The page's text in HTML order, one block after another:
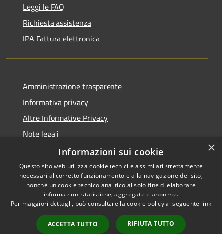
Leggi le FAQ
Richiesta assistenza
IPA Fattura elettronica
Amministrazione trasparente
Informativa privacy
Altre Informative Privacy
Note legali
Dichiarazione di accessibilità
RSS
Accessibilità
Copyright © 2026 • Comune di
Municipium•
Accesso
×
Informazioni sui cookie
Questo sito web utilizza cookie tecnici e assimilati strettamente
necessari al corretto funzionamento e alla navigazione del sito,
nonché un cookie tecnico analitico al solo fine di elaborare
informazioni statistiche, aggregate e anonime.
Per maggiori dettagli, può consultare la cookie policy al seguente link
ACCETTA TUTTO RIFIUTA TUTTO